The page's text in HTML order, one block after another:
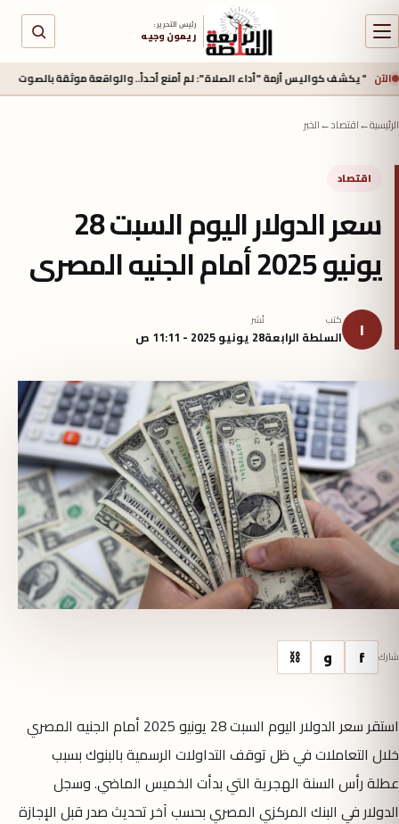
رئيس التحرير :
ريمون وجيه
الآن
كواليس أزمة "أداء الصلاة": لم أمنع أحداً.. والواقعة موثقة بالصوت والصورة
الرئيسية←اقتصاد←الخبر
اقتصاد
سعر الدولار اليوم السبت 28
يونيو 2025 أمام الجنيه المصرى
ا كتب
السلطة الرابعة
نُشر
28 يونيو 2025 - 11:11 ص
شارك f و ⛓
استقر سعر الدولار اليوم السبت 28 يونيو 2025 أمام الجنيه المصري
خلال التعاملات في ظل توقف التداولات الرسمية بالبنوك بسبب
عطلة رأس السنة الهجرية التي بدأت الخميس الماضي. وسجل
الدولار في البنك المركزي المصري بحسب آخر تحديث صدر قبل الإجازة